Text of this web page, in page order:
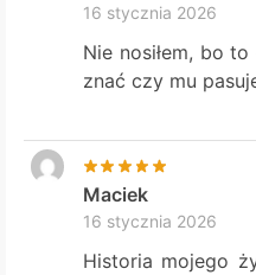
16 stycznia 2026
Nie nosiłem, bo
znać czy mu
Maciek
16 stycznia 2026
Historia mojego